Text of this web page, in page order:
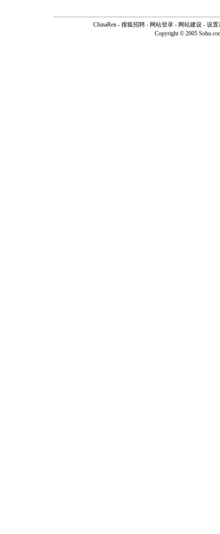
ChinaRen - 搜狐招聘 - 网站登录 - 网站建设 - 设置
Copyright © 2005